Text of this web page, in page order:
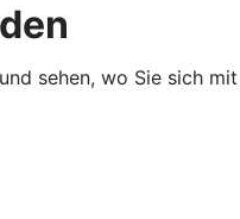
sehen, wo Sie sich